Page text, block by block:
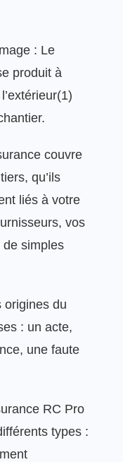
: Le
produit à
couvre
qu’ils
liés à votre
vos
de simples
origines du
: un acte,
une faute
RC Pro
types :